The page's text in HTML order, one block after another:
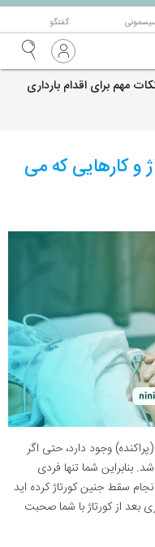
گفتگو
مهم برای اقدام بارداری
و کارهایی که می
سقط جنین (پراکنده) وجود دارد، حتی اگر
بنابراین شما تنها فردی
سقط جنین کورتاژ کرده اید
بعد از کورتاژ با شما صحبت